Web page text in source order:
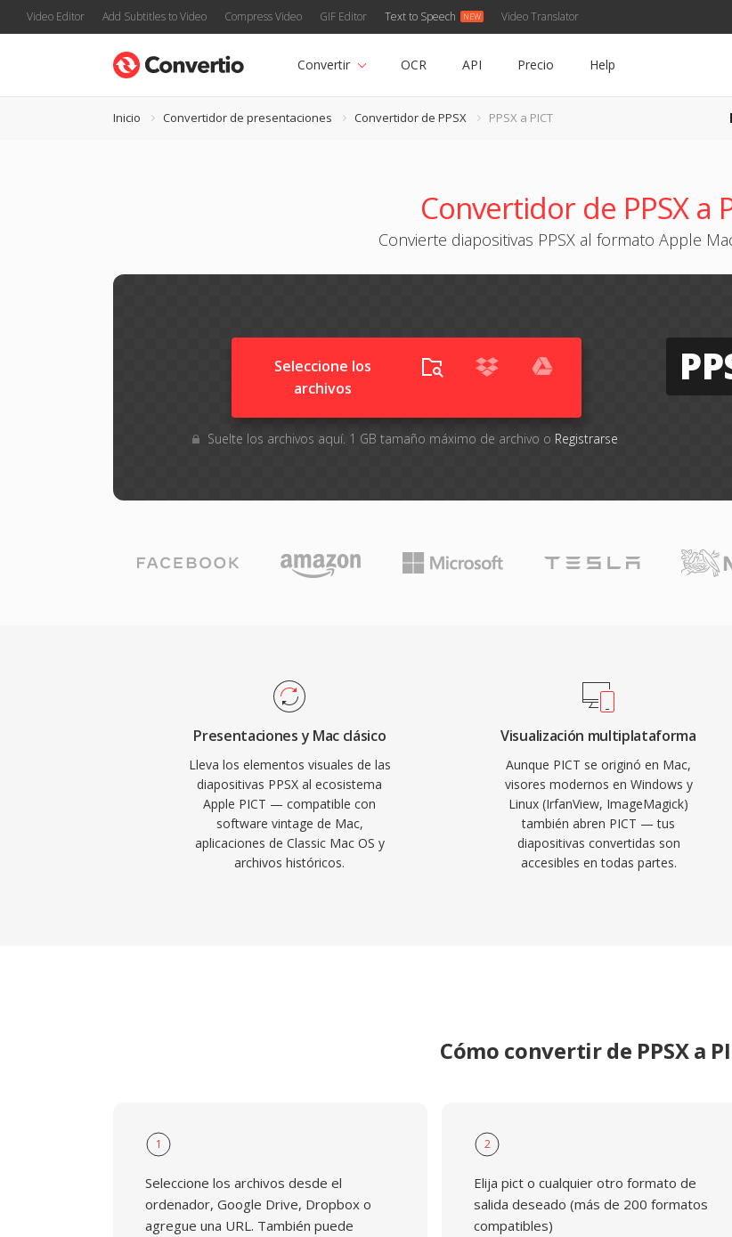
Video Editor Add Subtitles to Video Compress Video GIF Editor Text to Speech Video Translator
Convertir OCR API Precio Help
Inicio Convertidor de presentaciones Convertidor de PPSX PPSX a PICT
Convertidor de PPSX a
Convierte diapositivas PPSX al formato Apple
Seleccione los
archivos
Suelte los archivos aquí. 1 GB tamaño máximo de archivo o Registrarse
Presentaciones y Mac clásico
Lleva los elementos visuales de las
diapositivas PPSX al ecosistema
Apple PICT — compatible con
software vintage de Mac,
aplicaciones de Classic Mac OS y
archivos históricos.
Visualización multiplataforma
Aunque PICT se originó en Mac,
visores modernos en Windows y
Linux (IrfanView, ImageMagick)
también abren PICT — tus
diapositivas convertidas son
accesibles en todas partes.
Cómo convertir de PPSX a
1
Seleccione los archivos desde el
ordenador, Google Drive, Dropbox o
agregue una URL. También puede
2
Elija pict o cualquier otro formato de
salida deseado (más de 200 formatos
compatibles)